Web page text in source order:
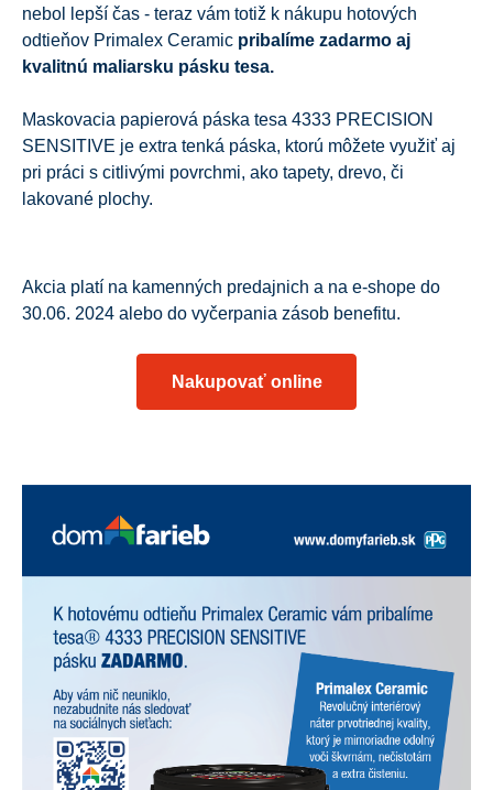
nebol lepší čas - teraz vám totiž k nákupu hotových
odtieňov Primalex Ceramic pribalíme zadarmo aj
kvalitnú maliarsku pásku tesa.
Maskovacia papierová páska tesa 4333 PRECISION
SENSITIVE je extra tenká páska, ktorú môžete využiť aj
pri práci s citlivými povrchmi, ako tapety, drevo, či
lakované plochy.
Akcia platí na kamenných predajnich a na e-shope do
30.06. 2024 alebo do vyčerpania zásob benefitu.
Nakupovať online